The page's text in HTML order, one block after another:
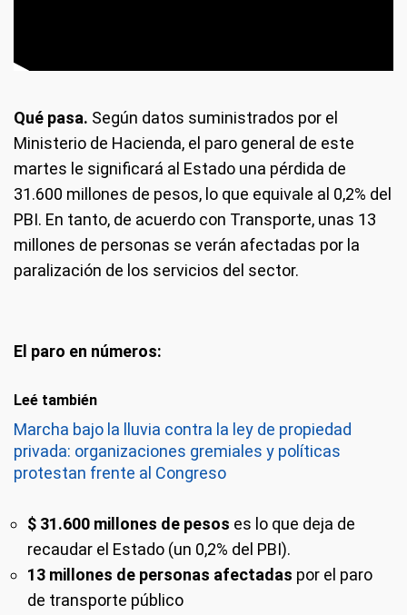
Qué pasa. Según datos suministrados por el
Ministerio de Hacienda, el paro general de este
martes le significará al Estado una pérdida de
31.600 millones de pesos, lo que equivale al 0,2% del
PBI. En tanto, de acuerdo con Transporte, unas 13
millones de personas se verán afectadas por la
paralización de los servicios del sector.
El paro en números:
Leé también
Marcha bajo la lluvia contra la ley de propiedad
privada: organizaciones gremiales y políticas
protestan frente al Congreso
$ 31.600 millones de pesos es lo que deja de
recaudar el Estado (un 0,2% del PBI).
13 millones de personas afectadas por el paro
de transporte público